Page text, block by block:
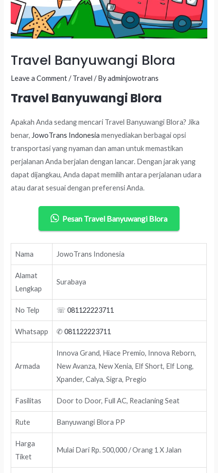
Travel Banyuwangi Blora
Leave a Comment /Travel / Byadminjowotrans
Travel Banyuwangi Blora
Apakah Anda sedang mencari Travel Banyuwangi Blora? Jika
benar, JowoTrans Indonesia menyediakan berbagai opsi
transportasi yang nyaman dan aman untuk memastikan
perjalanan Anda berjalan dengan lancar. Dengan jarak yang
dapat dijangkau, Anda dapat memilih antara perjalanan udara
atau darat sesuai dengan preferensi Anda.
Pesan Travel Banyuwangi Blora
Nama JowoTrans Indonesia
Alamat
Lengkap
Surabaya
No Telp ☏081122223711
Whatsapp ✆081122223711
Armada
Innova Grand, Hiace Premio, Innova Reborn,
New Avanza, New Xenia, Elf Short, Elf Long,
Xpander, Calya, Sigra, Pregio
Fasilitas Door to Door, Full AC, Reaclaning Seat
Rute Banyuwangi Blora PP
Harga
Tiket
Mulai Dari Rp. 500,000 / Orang 1 X Jalan